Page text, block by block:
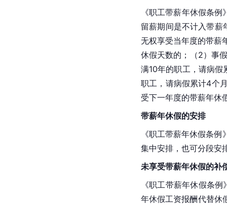
《职工带薪年休假条
留薪期间是不计入带薪
无权享受当年度的带薪
休假天数的；（2）事
满10年的职工，请病
职工，请病假累计4个
受下一年度的带薪年休
带薪年休假的安排
《职工带薪年休假条
集中安排，也可分段安
未享受带薪年休假的补
《职工带薪年休假条
年休假工资报酬代替休